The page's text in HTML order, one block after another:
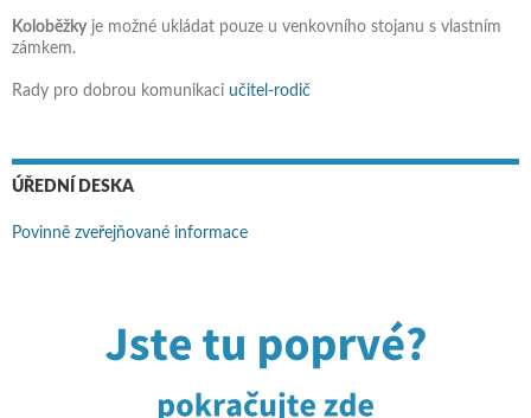
Koloběžkyje možné ukládat pouze u venkovního stojanu s vlastním
zámkem.
Rady pro dobrou komunikaci učitel-rodič
ÚŘEDNÍ DESKA
Povinně zveřejňované informace